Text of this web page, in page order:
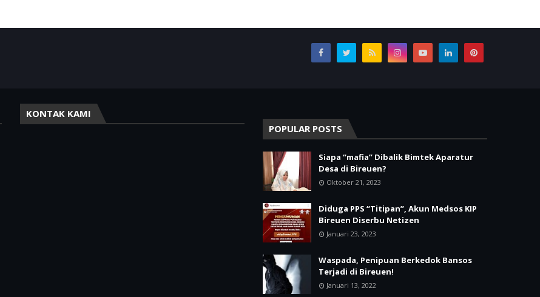
KONTAK KAMI
POPULAR POSTS
Siapa “mafia” Dibalik Bimtek Aparatur
Desa di Bireuen?
Oktober 21, 2023
Diduga PPS “Titipan”, Akun Medsos KIP
Bireuen Diserbu Netizen
Januari 23, 2023
Waspada, Penipuan Berkedok Bansos
Terjadi di Bireuen!
Januari 13, 2022